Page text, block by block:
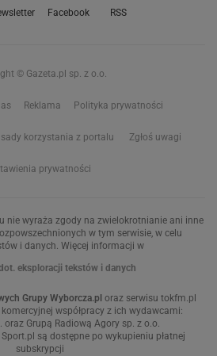
Facebook RSS
© Gazeta.pl sp. z o.o.
Reklama Polityka prywatności
korzystania z portalu Zgłoś uwagi
prywatności
nie wyraża zgody na zwielokrotnianie ani inne
w tym serwisie, w celu
i danych. Więcej informacji w
eksploracji tekstów i danych
Grupy Wyborcza.pl oraz serwisu tokfm.pl
współpracy z ich wydawcami:
oraz Grupą Radiową Agory sp. z o.o.
są dostępne po wykupieniu płatnej
subskrypcji